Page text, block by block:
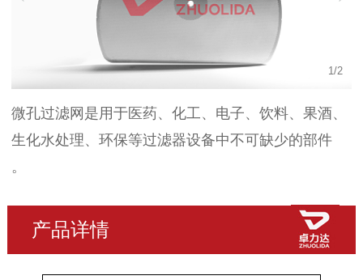
1 /2
微孔过滤网是用于医药、化工、电子、饮料、果酒、
生化水处理、环保等过滤器设备中不可缺少的部件
。
产品详情